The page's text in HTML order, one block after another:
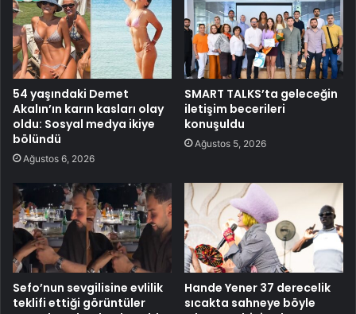
54 yaşındaki Demet
Akalın’ın karın kasları olay
oldu: Sosyal medya ikiye
bölündü
Ağustos 6, 2026
SMART TALKS’ta geleceğin
iletişim becerileri
konuşuldu
Ağustos 5, 2026
Sefo’nun sevgilisine evlilik
teklifi ettiği görüntüler
Hande Yener 37 derecelik
sıcakta sahneye böyle